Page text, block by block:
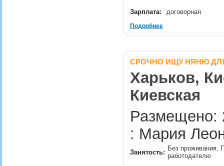
Зарплата: договорная
Подробнее
СРОЧНО ИЩУ НЯНЮ
Харьков,
Киевская
Размещено:
: Мария
Занятость:
Без проживания,
работодателю